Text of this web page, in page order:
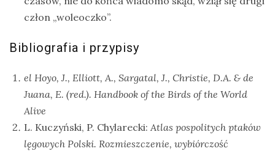
człon „woleoczko”.
Bibliografia i przypisy
el Hoyo, J., Elliott, A., Sargatal, J., Christie, D.A. & de
Juana, E. (red.). Handbook of the Birds of the World
Alive
L. Kuczyński, P. Chylarecki: Atlas pospolitych ptaków
lęgowych Polski. Rozmieszczenie, wybiórczość